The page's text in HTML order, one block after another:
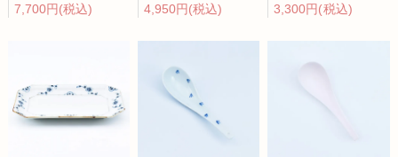
7,700円(税込)
4,950円(税込)
3,300円(税込)